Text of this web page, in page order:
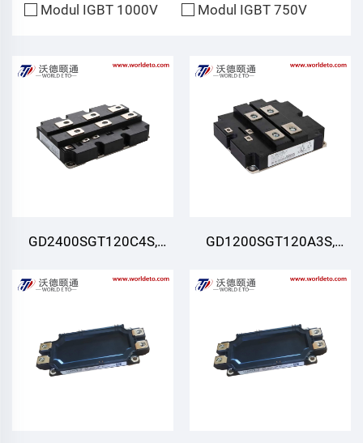
Modul IGBT 1000V
Modul IGBT 750V
GD2400SGT120C4S,
GD1200SGT120A3S,